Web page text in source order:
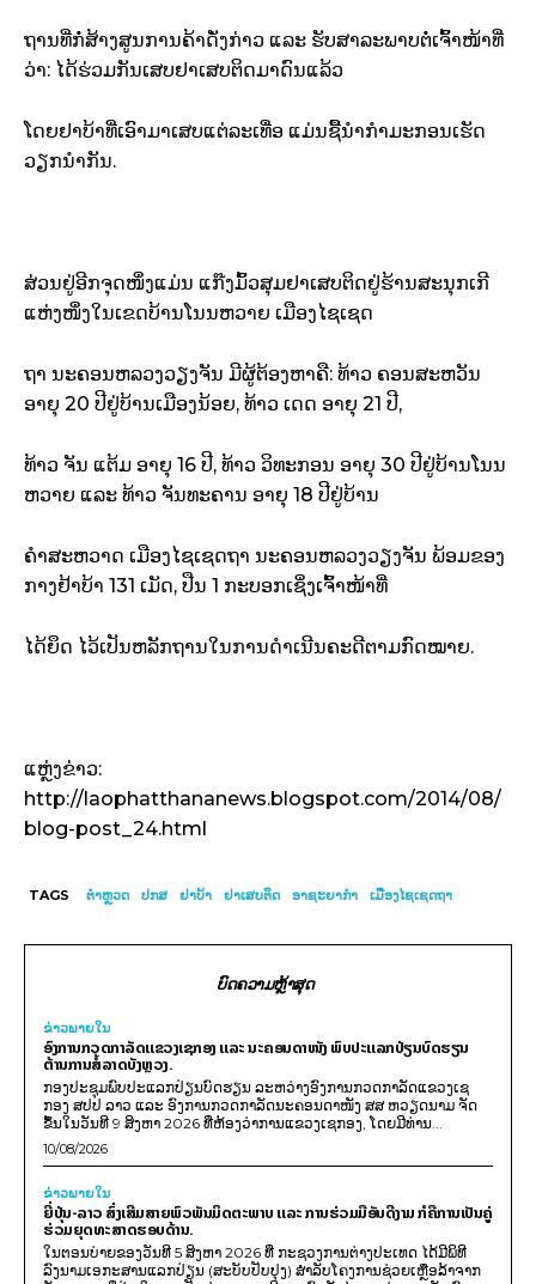
ຖານທີ່ກໍ່ສ້າງສູນການຄ້າດັ່ງກ່າວ ແລະ ຮັບສາລະພາບຕໍ່ເຈົ້າໜ້າທີ່
ວ່າ: ໄດ້ຮ່ວມກັນເສບຢາເສບຕິດມາດົນແລ້ວ
ໂດຍຢາບ້າທີ່ເອົາມາເສບແຕ່ລະເທື່ອ ແມ່ນຊື້ນຳກຳມະກອນເຮັດ
ວຽກນຳກັນ.
ສ່ວນຢູ່ອີກຈຸດໜຶ່ງແມ່ນ ແກ໊ງມົ້ວສຸມຢາເສບຕິດຢູ່ຮ້ານສະນຸກເກີ
ແຫ່ງໜຶ່ງໃນເຂດບ້ານໂນນຫວາຍ ເມືອງໄຊເຊດ
ຖາ ນະຄອນຫລວງວຽງຈັນ ມີຜູ້ຕ້ອງຫາຄື: ທ້າວ ຄອນສະຫວັນ
ອາຍຸ 20 ປີຢູ່ບ້ານເມືອງນ້ອຍ, ທ້າວ ເດດ ອາຍຸ 21 ປີ,
ທ້າວ ຈັນ ແຕ້ມ ອາຍຸ 16 ປີ, ທ້າວ ວິທະກອນ ອາຍຸ 30 ປີຢູ່ບ້ານໂນນ
ຫວາຍ ແລະ ທ້າວ ຈັນທະຄານ ອາຍຸ 18 ປີຢູ່ບ້ານ
ຄຳສະຫວາດ ເມືອງໄຊເຊດຖາ ນະຄອນຫລວງວຽງຈັນ ພ້ອມຂອງ
ກາງຢ້າບ້າ 131 ເມັດ, ປືນ 1 ກະບອກເຊິ່ງເຈົ້າໜ້າທີ່
ໄດ້ຍຶດ ໄວ້ເປັນຫລັກຖານໃນການດຳເນີນຄະດີຕາມກົດໝາຍ.
ແຫຼ່ງຂ່າວ:
http://laophatthananews.blogspot.com/2014/08/
blog-post_24.html
TAGS ຕຳຫຼວດ ປກສ ຢາບ້າ ຢາເສບຕິດ ອາຊະຍາກຳ ເມືອງໄຊເຊດຖາ
ບົດຄວາມຫຼ້າສຸດ
ຂ່າວພາຍ​ໃນ
ອົງການກວດກາລັດແຂວງເຊກອງ ແລະ ນະຄອນດາໜັງ ພົບປະແລກປ່ຽນບົດຮຽນ
ຕ້ານການສໍ້ລາດບັງຫຼວງ.
ກອງປະຊຸມພົບປະແລກປ່ຽນບົດຮຽນ ລະຫວ່າງອົງການກວດກາລັດແຂວງເຊ
ກອງ ສປປ ລາວ ແລະ ອົງການກວດກາລັດນະຄອນດາໜັງ ສສ ຫວຽດນາມ ຈັດ
ຂຶ້ນໃນວັນທີ 9 ສິງຫາ 2026 ທີ່ຫ້ອງວ່າການແຂວງເຊກອງ, ໂດຍມີທ່ານ...
10/08/2026
ຂ່າວພາຍ​ໃນ
ຍີ່ປຸ່ນ-ລາວ ສົ່ງເສີມສາຍພົວພັນມິດຕະພາບ ແລະ ການຮ່ວມມືອັນດີງາມ ກໍຄືການເປັນຄູ່
ຮ່ວມຍຸດທະສາດຮອບດ້ານ.
ໃນຕອນບ່າຍຂອງວັນທີ 5 ສິງຫາ 2026 ທີ່ ກະຊວງການຕ່າງປະເທດ ໄດ້ມີພິທີ
ລົງນາມເອກະສານແລກປ່ຽນ (ສະບັບປັບປຸງ) ສໍາລັບໂຄງການຊ່ວຍເຫຼືອລ້າຈາກ